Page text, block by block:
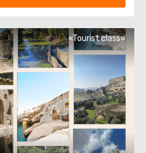
«Tourist class»